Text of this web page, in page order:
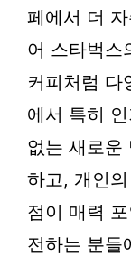
페에서 더
어 스타벅스
커피처럼 다
에서 특히
없는 새로운
하고, 개인
점이 매력
전하는 분들